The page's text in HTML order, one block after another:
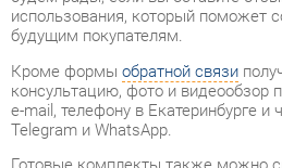
Готовые комплекты также можно
нашем шоу-руме и купить Комплект
Мебельград Соренто 1 Дуб
забрав его с нашего центрального
Полный список адресов и магазинов
контактов.